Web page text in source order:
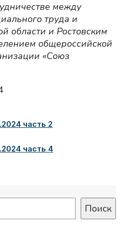
между
труда и
области и Ростовским
общероссийской
«Союз
часть 2
часть 4
Поиск